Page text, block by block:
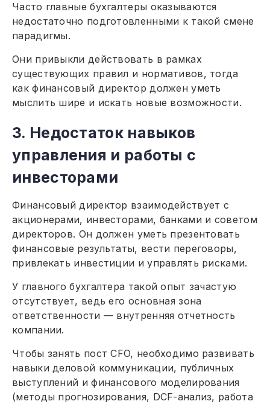
Часто главные бухгалтеры оказываются
недостаточно подготовленными к такой смене
парадигмы.
Они привыкли действовать в рамках
существующих правил и нормативов, тогда
как финансовый директор должен уметь
мыслить шире и искать новые возможности.
3. Недостаток навыков
управления и работы с
инвесторами
Финансовый директор взаимодействует с
акционерами, инвесторами, банками и советом
директоров. Он должен уметь презентовать
финансовые результаты, вести переговоры,
привлекать инвестиции и управлять рисками.
У главного бухгалтера такой опыт зачастую
отсутствует, ведь его основная зона
ответственности — внутренняя отчетность
компании.
Чтобы занять пост CFO, необходимо развивать
навыки деловой коммуникации, публичных
выступлений и финансового моделирования
(методы прогнозирования, DCF-анализ, работа